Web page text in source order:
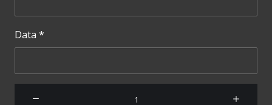
Data *